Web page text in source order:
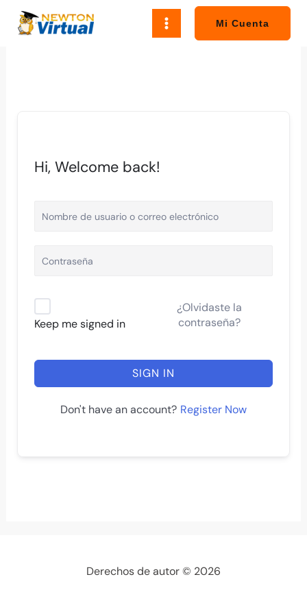
Mi Cuenta
Hi, Welcome back!
Keep me signed in
¿Olvidaste la
contraseña?
SIGN IN
Don't have an account? Register Now
Derechos de autor © 2026